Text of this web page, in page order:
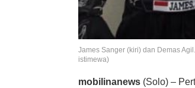
James Sanger (kiri) dan Demas
istimewa)
mobilinanews (Solo) –